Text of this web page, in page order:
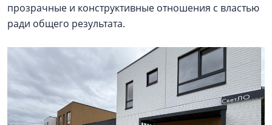
прозрачные и конструктивные отношения с властью
ради общего результата.